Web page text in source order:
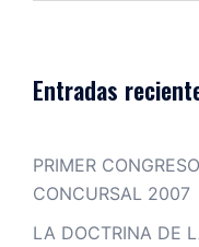
Entradas
PRIMER
CONCURSAL 2007
LA DOCTRINA DE